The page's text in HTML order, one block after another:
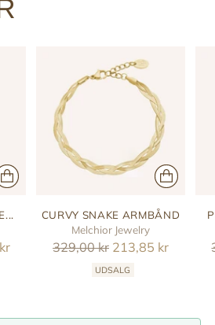
CURVY SNAKE ARMBÅND
Melchior Jewelry
Reguler
329,00 kr 213,85 kr
UDSALG